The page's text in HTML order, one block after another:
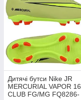
Дитячі бутси Nike JR
MERCURIAL VAPOR 16
CLUB FG/MG FQ8286-